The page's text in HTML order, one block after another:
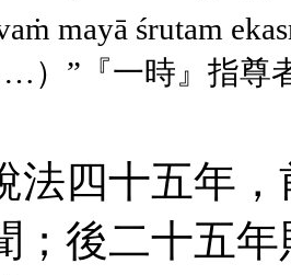
mayā śrutam
）”『一時』指尊
法四十五年
；後二十五